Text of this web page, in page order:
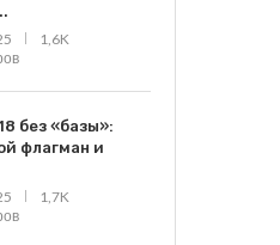
1,6K
без «базы»:
флагман и
1,7K